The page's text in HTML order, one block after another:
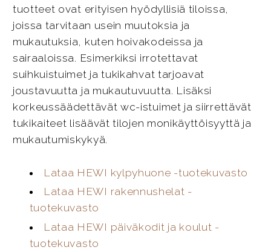
tuotteet ovat erityisen hyödyllisiä tiloissa,
joissa tarvitaan usein muutoksia ja
mukautuksia, kuten hoivakodeissa ja
sairaaloissa. Esimerkiksi irrotettavat
suihkuistuimet ja tukikahvat tarjoavat
joustavuutta ja mukautuvuutta. Lisäksi
korkeussäädettävät wc-istuimet ja siirrettävät
tukikaiteet lisäävät tilojen monikäyttöisyyttä ja
mukautumiskykyä.
Lataa HEWI kylpyhuone -tuotekuvasto
Lataa HEWI rakennushelat -
tuotekuvasto
Lataa HEWI päiväkodit ja koulut -
tuotekuvasto